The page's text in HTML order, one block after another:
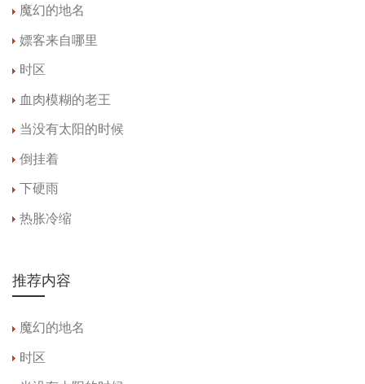
魔幻的地名
嫖客来自哪里
时区
血肉模糊的老王
当没有太阳的时候
倒挂着
下硬雨
热胀冷缩
推荐内容
魔幻的地名
时区